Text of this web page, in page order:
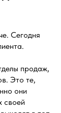
Сегодня
продаж,
Это те,
они
своей